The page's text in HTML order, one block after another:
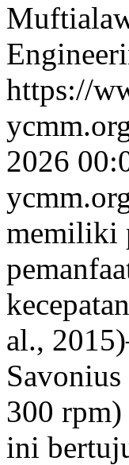
https://
2026
memiliki
al.,
300 rpm)
ini